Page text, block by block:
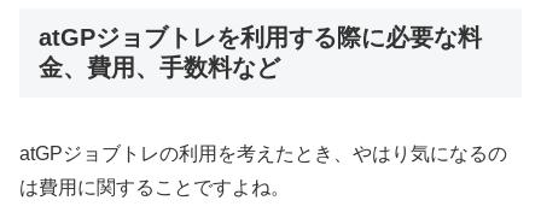
atGPジョブトレを利用する際に必要な料
金、費用、手数料など
atGPジョブトレの利用を考えたとき、やはり気になるの
は費用に関することですよね。